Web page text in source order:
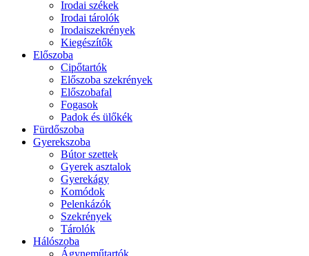
Irodai székek
Irodai tárolók
Irodaiszekrények
Kiegészítők
Előszoba
Cipőtartók
Előszoba szekrények
Előszobafal
Fogasok
Padok és ülőkék
Fürdőszoba
Gyerekszoba
Bútor szettek
Gyerek asztalok
Gyerekágy
Komódok
Pelenkázók
Szekrények
Tárolók
Hálószoba